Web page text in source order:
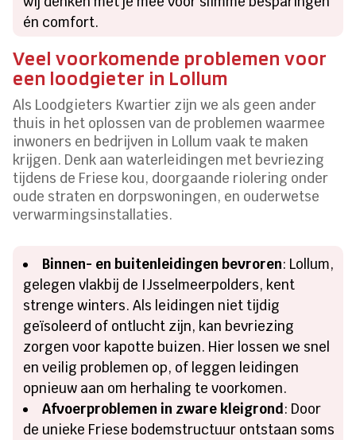
én comfort.
Veel voorkomende problemen voor
een loodgieter in Lollum
Als Loodgieters Kwartier zijn we als geen ander
thuis in het oplossen van de problemen waarmee
inwoners en bedrijven in Lollum vaak te maken
krijgen. Denk aan waterleidingen met bevriezing
tijdens de Friese kou, doorgaande riolering onder
oude straten en dorpswoningen, en ouderwetse
verwarmingsinstallaties.
Binnen- en buitenleidingen bevroren: Lollum,
gelegen vlakbij de IJsselmeerpolders, kent
strenge winters. Als leidingen niet tijdig
geïsoleerd of ontlucht zijn, kan bevriezing
zorgen voor kapotte buizen. Hier lossen we snel
en veilig problemen op, of leggen leidingen
opnieuw aan om herhaling te voorkomen.
Afvoerproblemen in zware kleigrond: Door
de unieke Friese bodemstructuur ontstaan soms